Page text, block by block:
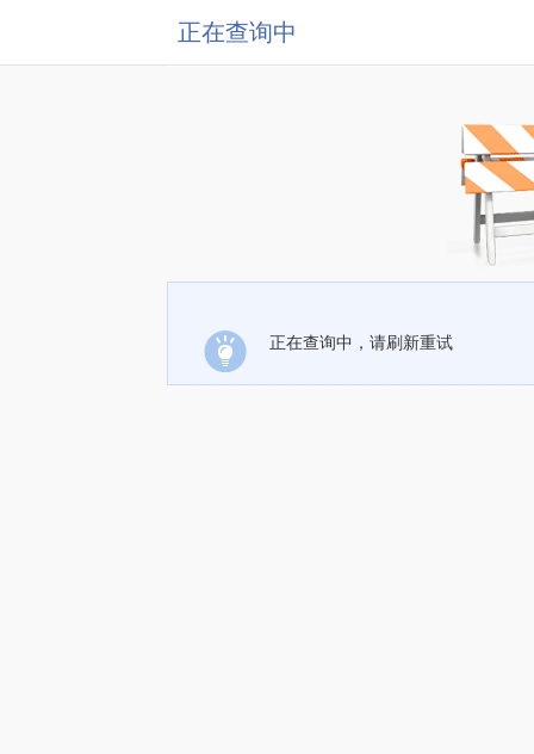
正在查询中
正在查询中，请刷新重试